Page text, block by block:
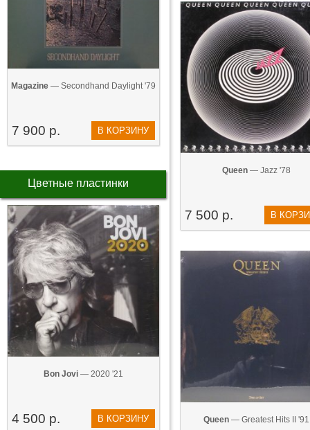
Magazine — Secondhand Daylight '79
7 900 р. В КОРЗИНУ
Цветные пластинки
Bon Jovi — 2020 '21
4 500 р. В КОРЗИНУ
Queen — Jazz '78
7 500 р. В
Queen — Greatest Hits II '91